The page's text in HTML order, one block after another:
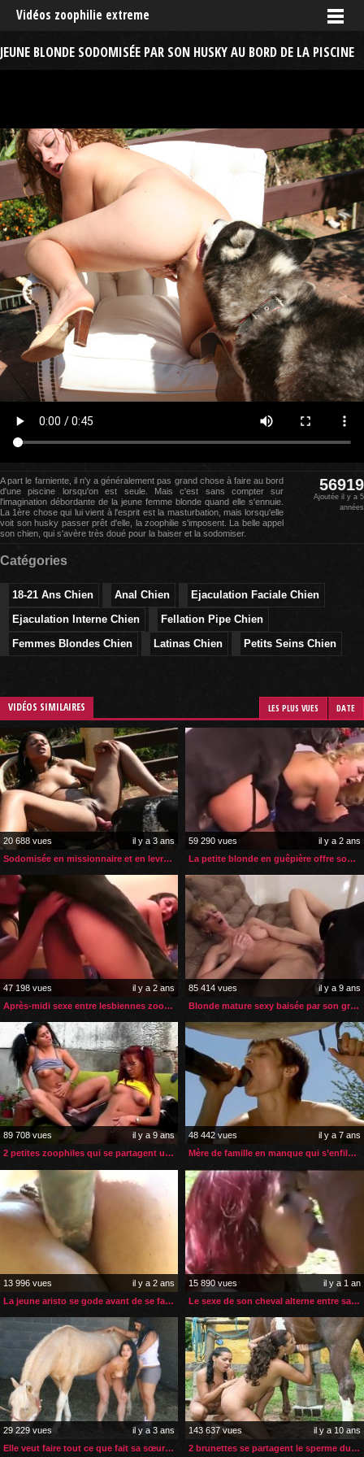
Vidéos zoophilie extreme
JEUNE BLONDE SODOMISÉE PAR SON HUSKY AU BORD DE LA PISCINE
A part le farniente, il n'y a généralement pas grand chose à faire au bord
d'une piscine lorsqu'on est seule. Mais c'est sans compter sur
l'imagination débordante de la jeune femme blonde quand elle s'ennuie.
La 1ère chose qui lui vient à l'esprit est la masturbation, mais lorsqu'elle
voit son husky passer prêt d'elle, la zoophilie s'imposent. La belle appel
son chien, qui s'avère très doué pour la baiser et la sodomiser.
56919
Ajoutée il y a 5
années
Catégories
18-21 Ans Chien Anal Chien
Ejaculation Faciale Chien
Ejaculation Interne Chien
Fellation Pipe Chien
Femmes Blondes Chien
Latinas Chien Petits Seins Chien
VIDÉOS SIMILAIRES LES PLUS VUES DATE
20 688 vues
il y a 3 ans
Sodomisée en missionnaire et en levrette par son chien
59 290 vues
il y a 2 ans
La petite blonde en guêpière offre son gros cul à son chien
47 198 vues
il y a 2 ans
Après-midi sexe entre lesbiennes zoophiles et leur chien
85 414 vues
il y a 9 ans
Blonde mature sexy baisée par son gros chien
89 708 vues
il y a 9 ans
2 petites zoophiles qui se partagent une bite de chien
48 442 vues
il y a 7 ans
Mère de famille en manque qui s’enfile le sexe de son cheval
13 996 vues
il y a 2 ans
La jeune aristo se gode avant de se faire enculer par son cheval
15 890 vues
il y a 1 an
Le sexe de son cheval alterne entre sa bouche et son cul
29 229 vues
il y a 3 ans
Elle veut faire tout ce que fait sa sœur y compris la zoophilie
143 637 vues
il y a 10 ans
2 brunettes se partagent le sperme du cheval